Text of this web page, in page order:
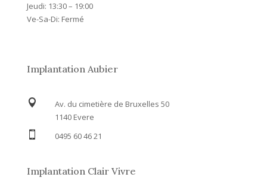
Jeudi: 13:30 – 19:00
Ve-Sa-Di: Fermé
Implantation Aubier

Av. du cimetière de Bruxelles 50
1140 Evere
 0495 60 46 21
Implantation Clair Vivre